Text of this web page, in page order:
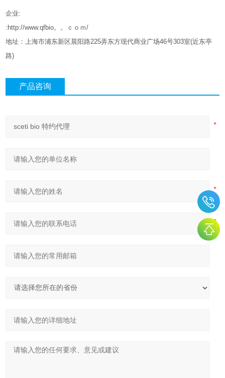
企业:
:http://www.qfbio。。ｃｏｍ/
地址：上海市浦东新区晨阳路225弄东方现代商业广场46号303室(近东亭
路)
产品咨询